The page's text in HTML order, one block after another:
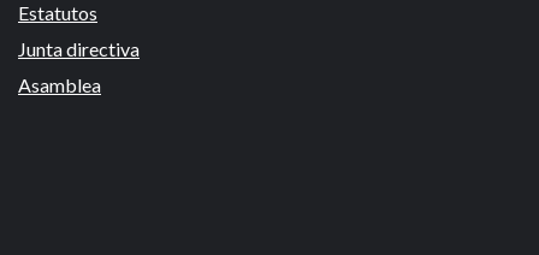
Estatutos
Junta directiva
Asamblea